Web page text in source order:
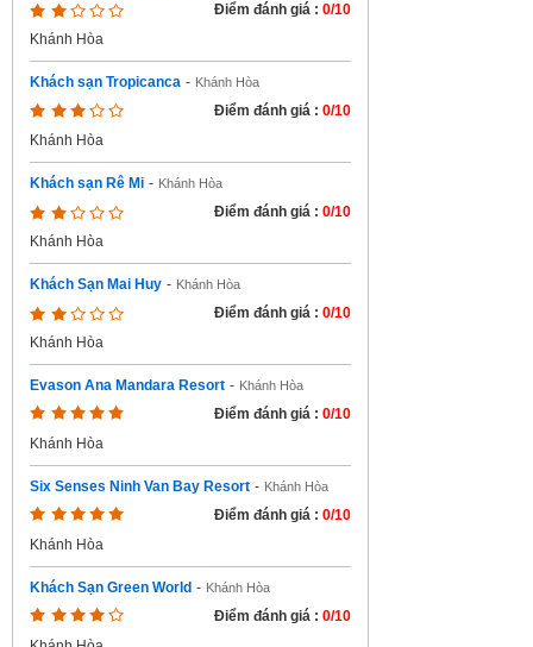
Điểm đánh giá : 0/10
Khánh Hòa
Khách sạn Tropicanca - Khánh Hòa
Điểm đánh giá : 0/10
Khánh Hòa
Khách sạn Rê Mi - Khánh Hòa
Điểm đánh giá : 0/10
Khánh Hòa
Khách Sạn Mai Huy - Khánh Hòa
Điểm đánh giá : 0/10
Khánh Hòa
Evason Ana Mandara Resort - Khánh Hòa
Điểm đánh giá : 0/10
Khánh Hòa
Six Senses Ninh Van Bay Resort - Khánh Hòa
Điểm đánh giá : 0/10
Khánh Hòa
Khách Sạn Green World - Khánh Hòa
Điểm đánh giá : 0/10